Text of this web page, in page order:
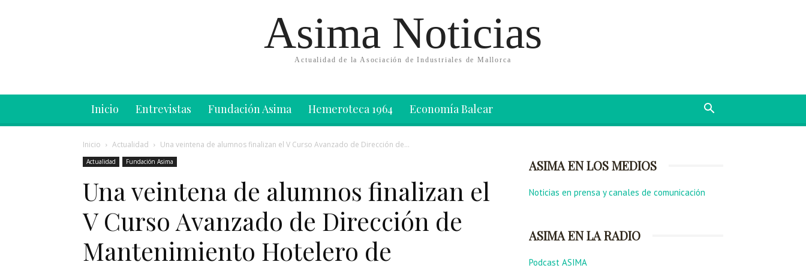
Asima Noticias
Actualidad de la Asociación de Industriales de Mallorca
Inicio Entrevistas Fundación Asima Hemeroteca 1964 Economía Balear
Inicio Actualidad Una veintena de alumnos finalizan el V Curso Avanzado de Dirección de...
Actualidad Fundación Asima
Una veintena de alumnos finalizan el
V Curso Avanzado de Dirección de
Mantenimiento Hotelero de
ASIMA EN LOS MEDIOS
Noticias en prensa y canales de comunicación
ASIMA EN LA RADIO
Podcast ASIMA